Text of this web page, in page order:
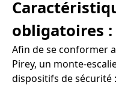
obligatoires :
Afin de se conformer
Pirey, un monte-
dispositifs de sécurité :